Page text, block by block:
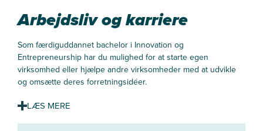
Arbejdsliv og karriere
Som færdiguddannet bachelor i Innovation og
Entrepreneurship har du mulighed for at starte egen
virksomhed eller hjælpe andre virksomheder med at udvikle
og omsætte deres forretningsidéer.